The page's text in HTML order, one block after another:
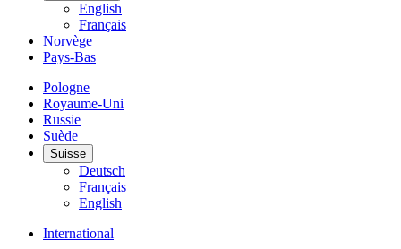
English
Français
Norvège
Pays-Bas
Pologne
Royaume-Uni
Russie
Suède
Suisse
Deutsch
Français
English
International